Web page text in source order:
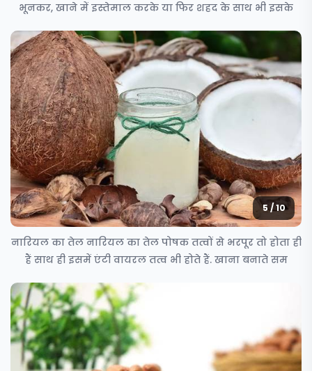
भूनकर, खाने में इस्तेमाल करके या फिर शहद के साथ भी इसके
5 / 10
नारियल का तेल नारियल का तेल पोषक तत्वों से भरपूर तो होता ही
हैं साथ ही इसमें एंटी वायरल तत्व भी होते हैं. खाना बनाते सम